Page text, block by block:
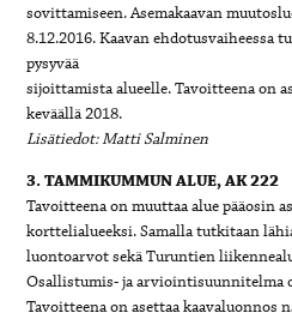
sovittamiseen. Asemakaavan
8.12.2016. Kaavan ehdotusvaiheessa
pysyvää
sijoittamista alueelle. Tavoitteena on
keväällä 2018.
Lisätiedot: Matti Salminen
3. TAMMIKUMMUN ALUE, AK 222
Tavoitteena on muuttaa alue pääosin
korttelialueeksi. Samalla tutkitaan
luontoarvot sekä Turuntien
Osallistumis- ja arviointisuunnitelma
Tavoitteena on asettaa kaavaluonnos